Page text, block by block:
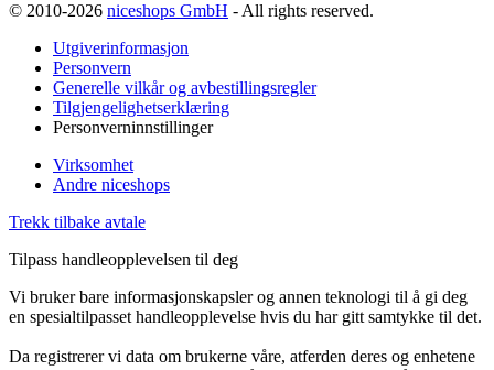
© 2010-2026 niceshops GmbH - All rights reserved.
Utgiverinformasjon
Personvern
Generelle vilkår og avbestillingsregler
Tilgjengelighetserklæring
Personverninnstillinger
Virksomhet
Andre niceshops
Trekk tilbake avtale
Tilpass handleopplevelsen til deg
Vi bruker bare informasjonskapsler og annen teknologi til å gi deg
en spesialtilpasset handleopplevelse hvis du har gitt samtykke til det.
Da registrerer vi data om brukerne våre, atferden deres og enhetene